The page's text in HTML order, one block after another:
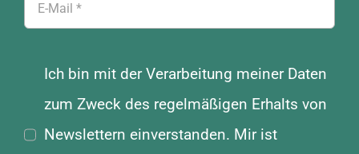
Ich bin mit der Verarbeitung meiner Daten
zum Zweck des regelmäßigen Erhalts von
Newslettern einverstanden. Mir ist